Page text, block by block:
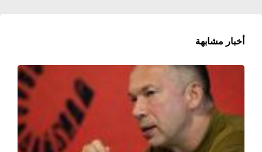
أخبار مشابهة